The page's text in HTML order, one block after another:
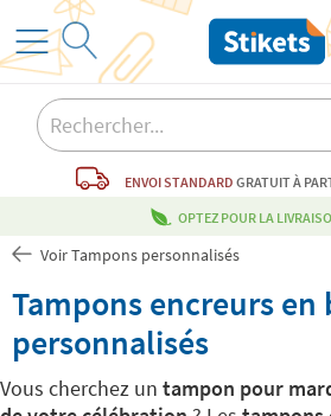
ENVOI STANDARD GRATUITÀ
OPTEZ POUR LA
Voir Tampons personnalisés
Tampons encreurs en
personnalisés
Vous cherchez un tampon pour